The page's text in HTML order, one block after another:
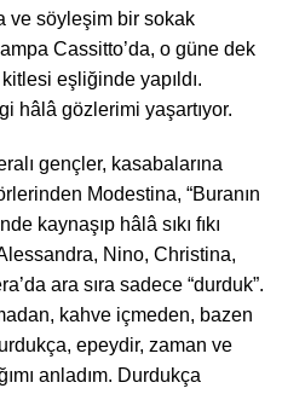
ve söyleşim bir sokak
Cassitto’da, o güne dek
eşliğinde yapıldı.
hâlâ gözlerimi yaşartıyor.
gençler, kasabalarına
Modestina, “Buranın
kaynaşıp hâlâ sıkı fıkı
Nino, Christina,
ara sıra sadece “durduk”.
kahve içmeden, bazen
epeydir, zaman ve
anladım. Durdukça